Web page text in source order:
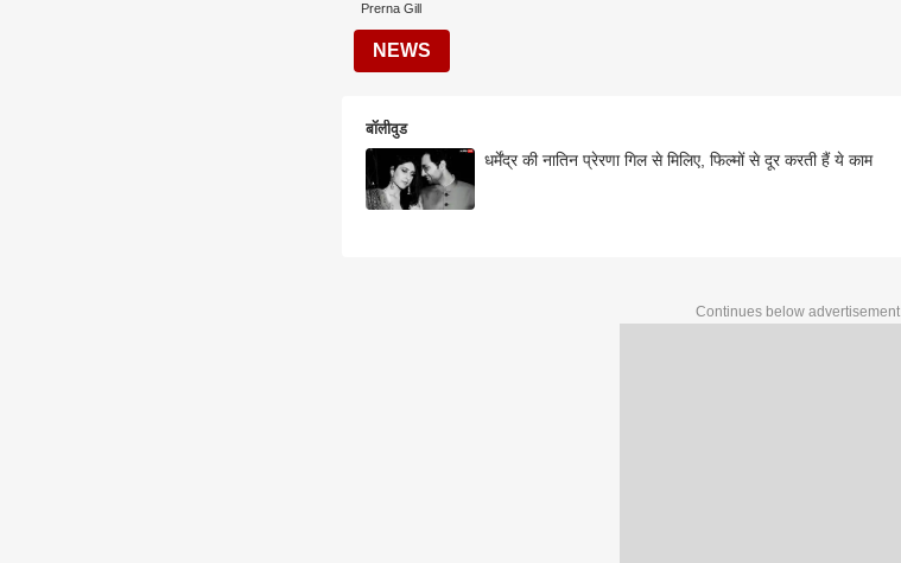
Prerna Gill
NEWS
बॉलीवुड
धर्मेंद्र की नातिन प्रेरणा गिल से मिलिए, फिल्मों से दूर करती हैं ये काम
Continues below advertisement